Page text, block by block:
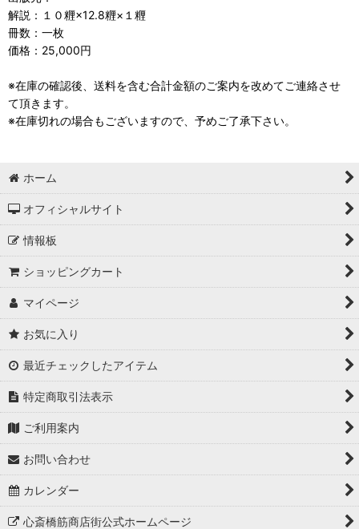
解説：１０糎×12.8糎×１糎
冊数：一枚
価格：25,000円
※在庫の確認後、送料を含む合計金額のご案内を改めてご連絡させ
て頂きます。
※在庫切れの場合もございますので、予めご了承下さい。
ホーム
オフィシャルサイト
情報板
ショッピングカート
マイページ
お気に入り
最近チェックしたアイテム
特定商取引法表示
ご利用案内
お問い合わせ
カレンダー
心斎橋筋商店街公式ホームページ